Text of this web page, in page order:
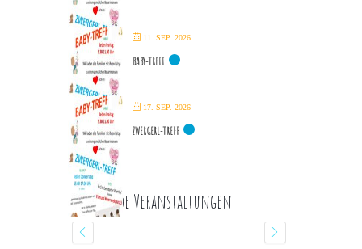
11. SEP. 2026
BABY-TREFF
17. SEP. 2026
ZWERGERL-TREFF
Kommende Veranstaltungen